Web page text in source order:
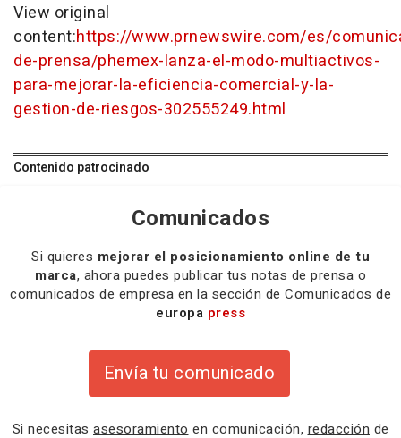
View original
content:https://www.prnewswire.com/es/
de-prensa/phemex-lanza-el-modo-multiactivos-
para-mejorar-la-eficiencia-comercial-y-la-
gestion-de-riesgos-302555249.html
Contenido patrocinado
Comunicados
Si quieres mejorar el posicionamiento online de tu
marca, ahora puedes publicar tus notas de prensa o
comunicados de empresa en la sección de Comunicados de
europa press
Envía tu comunicado
Si necesitas asesoramiento en comunicación, redacción de